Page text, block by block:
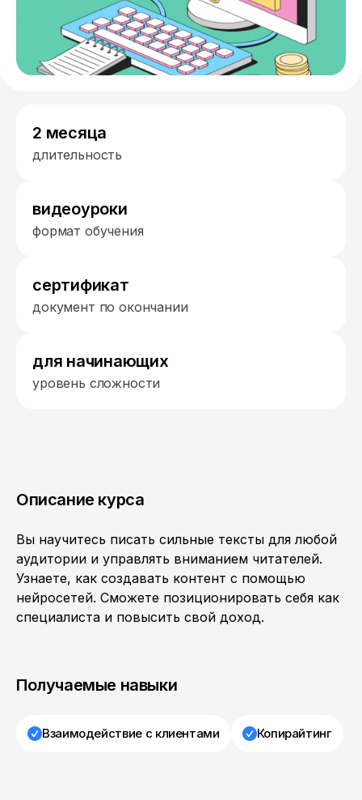
2 месяца
длительность
видеоуроки
формат обучения
сертификат
документ по окончании
для начинающих
уровень сложности
Описание курса
Вы научитесь писать сильные тексты для любой
аудитории и управлять вниманием читателей.
Узнаете, как создавать контент с помощью
нейросетей. Сможете позиционировать себя как
специалиста и повысить свой доход.
Получаемые навыки
Взаимодействие с клиентами Копирайтинг